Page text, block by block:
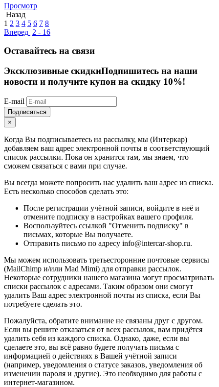
Просмотр
Назад
1 2 3 4 5 6 7 8
Вперед 2 - 16
Оставайтесь на связи
Эксклюзивные скидкиПодпишитесь на наши
новости и получите купон на скидку 10%!
E-mail
Подписаться
×
Когда Вы подписываетесь на рассылку, мы (Интеркар)
добавляем ваш адрес электронной почты в соответствующий
список рассылки. Пока он хранится там, мы знаем, что
сможем связаться с вами при случае.
Вы всегда можете попросить нас удалить ваш адрес из списка.
Есть несколько способов сделать это:
После регистрации учётной записи, войдите в неё и
отмените подписку в настройках вашего профиля.
Воспользуйтесь ссылкой "Отменить подписку" в
письмах, которые Вы получаете.
Отправить письмо по адресу info@intercar-shop.ru.
Мы можем использовать третьесторонние почтовые сервисы
(MailChimp и/или Mad Mimi) для отправки рассылок.
Некоторые сотрудники нашего магазина могут просматривать
списки рассылок с адресами. Таким образом они смогут
удалить Ваш адрес электронной почты из списка, если Вы
потребуете сделать это.
Пожалуйста, обратите внимание не связаны друг с другом.
Если вы решите отказаться от всех рассылок, вам придётся
удалить себя из каждого списка. Однако, даже, если вы
сделаете это, вы всё равно будете получать письма с
информацией о действиях в Вашей учётной записи
(например, уведомления о статусе заказов, уведомления об
изменении пароля и другие). Это необходимо для работы с
интернет-магазином.